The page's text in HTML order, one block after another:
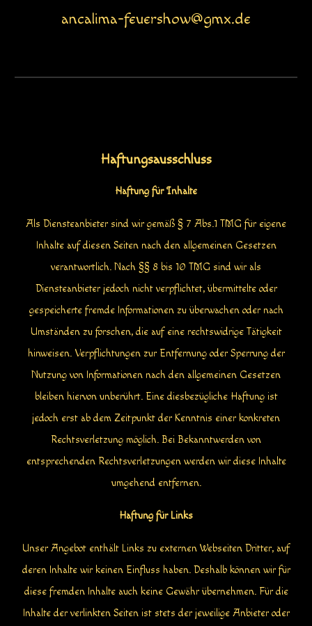
ancalima-feuershow@gmx.de
Haftungsausschluss
Haftung für Inhalte
Als Diensteanbieter sind wir gemäß § 7 Abs.1 TMG für eigene
Inhalte auf diesen Seiten nach den allgemeinen Gesetzen
verantwortlich. Nach §§ 8 bis 10 TMG sind wir als
Diensteanbieter jedoch nicht verpflichtet, übermittelte oder
gespeicherte fremde Informationen zu überwachen oder nach
Umständen zu forschen, die auf eine rechtswidrige Tätigkeit
hinweisen. Verpflichtungen zur Entfernung oder Sperrung der
Nutzung von Informationen nach den allgemeinen Gesetzen
bleiben hiervon unberührt. Eine diesbezügliche Haftung ist
jedoch erst ab dem Zeitpunkt der Kenntnis einer konkreten
Rechtsverletzung möglich. Bei Bekanntwerden von
entsprechenden Rechtsverletzungen werden wir diese Inhalte
umgehend entfernen.
Haftung für Links
Unser Angebot enthält Links zu externen Webseiten Dritter, auf
deren Inhalte wir keinen Einfluss haben. Deshalb können wir für
diese fremden Inhalte auch keine Gewähr übernehmen. Für die
Inhalte der verlinkten Seiten ist stets der jeweilige Anbieter oder